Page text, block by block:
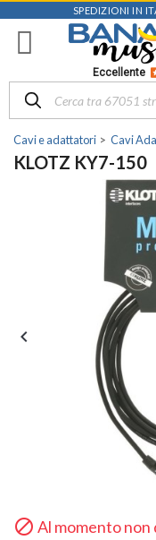
SPEDIZIONI IN
Eccellente
Cavi e adattatori Cavi
KLOTZ KY7-150

 Al momento non